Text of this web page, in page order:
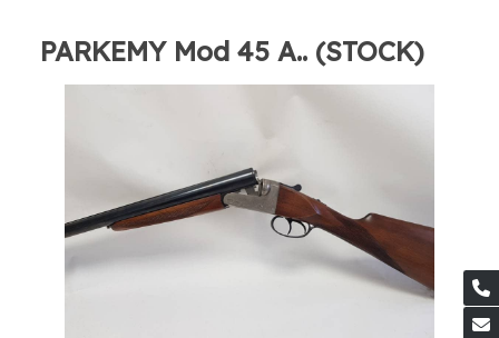
PARKEMY Mod 45 A.. (STOCK)